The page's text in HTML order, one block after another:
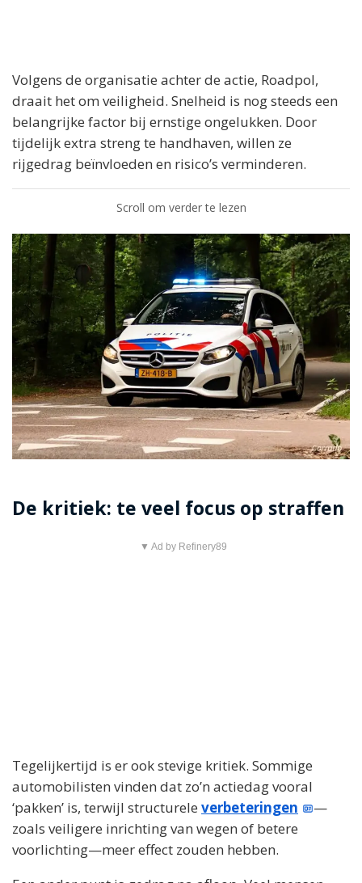
Volgens de organisatie achter de actie, Roadpol,
draait het om veiligheid. Snelheid is nog steeds een
belangrijke factor bij ernstige ongelukken. Door
tijdelijk extra streng te handhaven, willen ze
rijgedrag beïnvloeden en risico’s verminderen.
Scroll om verder te lezen
De kritiek: te veel focus op straffen
▼ Ad by Refinery89
Tegelijkertijd is er ook stevige kritiek. Sommige
automobilisten vinden dat zo’n actiedag vooral
‘pakken’ is, terwijl structurele verbeteringen
—
zoals veiligere inrichting van wegen of betere
voorlichting—meer effect zouden hebben.